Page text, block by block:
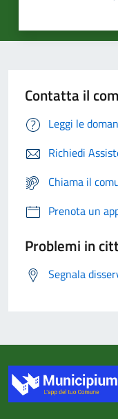
Contatta il
Leggi le
Richiedi
Chiama il
Prenota un
Problemi in
Segnala